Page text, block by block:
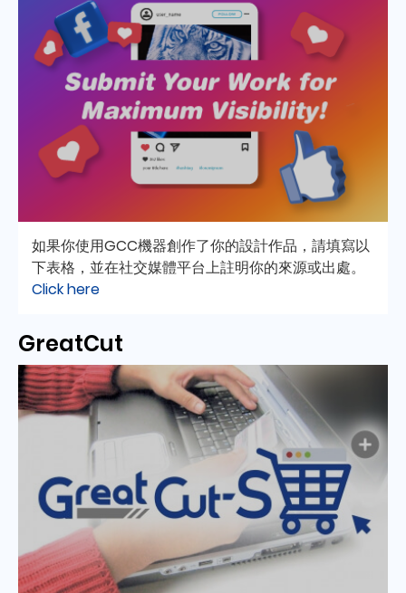
如果你使用GCC機器創作了你的設計作品，請填寫以
下表格，並在社交媒體平台上註明你的來源或出處。
Click here
GreatCut